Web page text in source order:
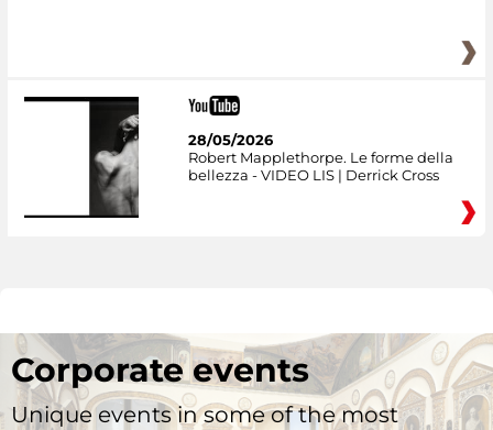
28/05/2026
Robert Mapplethorpe. Le forme della
bellezza - VIDEO LIS | Derrick Cross
Corporate events
Unique events in some of the most